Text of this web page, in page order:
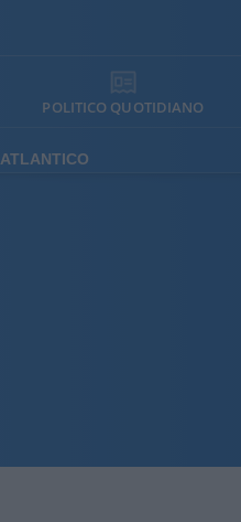
POLITICO QUOTIDIANO
ATLANTICO